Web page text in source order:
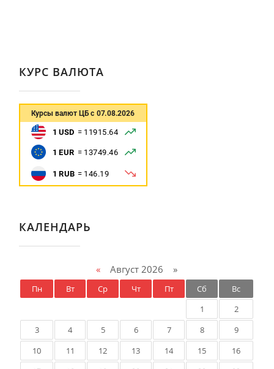
КУРС ВАЛЮТА
КАЛЕНДАРЬ
« Август 2026 »
Пн Вт Ср Чт Пт Сб
Вс
1
2
3
4 5 6 7 8
9
10
11 12 13 14 15
16